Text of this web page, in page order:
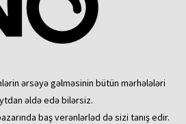
ərsəyə gəlməsinin bütün mərhələləri
əldə edə bilərsiz.
baş verənlərləd də sizi tanış edir.